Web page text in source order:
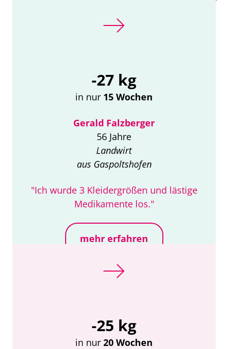
-27 kg
in nur 15 Wochen
Gerald Falzberger
56 Jahre
Landwirt
aus Gaspoltshofen
"Ich wurde 3 Kleidergrößen und lästige
Medikamente los."
mehr erfahren
-25 kg
in nur 20 Wochen